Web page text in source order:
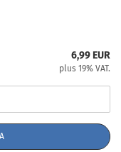
6,99 EUR
plus 19% VAT.